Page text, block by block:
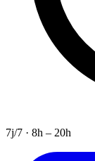
7j/7 · 8h – 20h